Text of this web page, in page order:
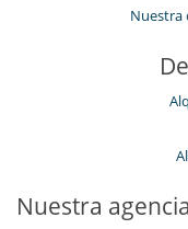
Nuestra
Nuestra